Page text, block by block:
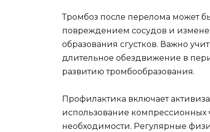
Тромбоз после перелома может
повреждением сосудов и
образования сгустков. Важно
длительное обездвижение в
развитию тромбообразования.
Профилактика включает
использование компрессионных
необходимости. Регулярные